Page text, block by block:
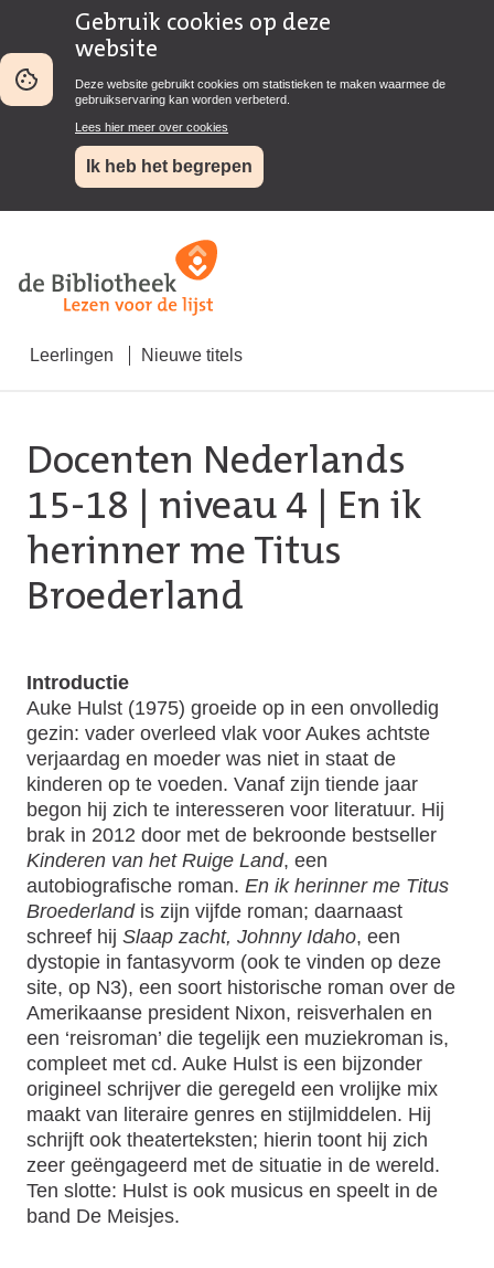
Gebruik cookies op deze
website
Deze website gebruikt cookies om statistieken te maken waarmee de
gebruikservaring kan worden verbeterd.
Lees hier meer over cookies
Ik heb het begrepen
Leerlingen Nieuwe titels
Docenten Nederlands
15-18
niveau 4 | En ik
herinner me Titus
Broederland
Introductie
Auke Hulst (1975) groeide op in een onvolledig
gezin: vader overleed vlak voor Aukes achtste
verjaardag en moeder was niet in staat de
kinderen op te voeden. Vanaf zijn tiende jaar
begon hij zich te interesseren voor literatuur. Hij
brak in 2012 door met de bekroonde bestseller
Kinderen van het Ruige Land, een
autobiografische roman. En ik herinner me Titus
Broederlandis zijn vijfde roman; daarnaast
schreef hij Slaap zacht, Johnny Idaho, een
dystopie in fantasyvorm (ook te vinden op deze
site, op N3), een soort historische roman over de
Amerikaanse president Nixon, reisverhalen en
een ‘reisroman’ die tegelijk een muziekroman is,
compleet met cd. Auke Hulst is een bijzonder
origineel schrijver die geregeld een vrolijke mix
maakt van literaire genres en stijlmiddelen. Hij
schrijft ook theaterteksten; hierin toont hij zich
zeer geëngageerd met de situatie in de wereld.
Ten slotte: Hulst is ook musicus en speelt in de
band De Meisjes.